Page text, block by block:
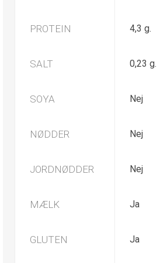
PROTEIN 4,3 g.
SALT 0,23 g.
SOYA Nej
NØDDER Nej
JORDNØDDER Nej
MÆLK Ja
GLUTEN Ja